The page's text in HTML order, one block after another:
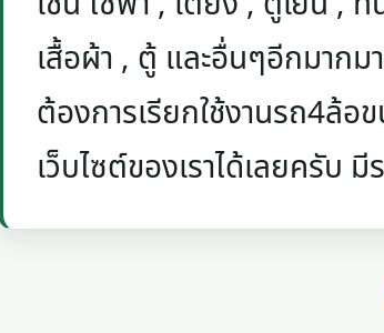
เสื้อผ้า , ตู้ และอื่นๆอีกมากม
ต้องการเรียกใช้งานรถ4ล้
เว็บไซต์ของเราได้เลยครับ